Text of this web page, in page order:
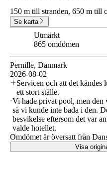
150 m till stranden, 650 m till
Se karta
Utmärkt
865 omdömen
Pernille, Danmark
2026-08-02
Servicen och att det kändes
ett stort ställe.
Vi hade privat pool, men den
så vi kunde inte bada i den.
besvikelse eftersom det var
valde hotellet.
Omdömet är översatt från
Visa